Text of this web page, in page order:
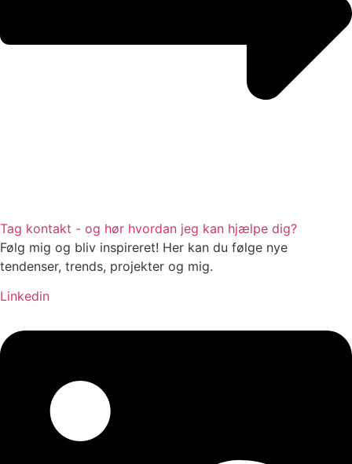
Tag kontakt - og hør hvordan jeg kan hjælpe dig?
Følg mig og bliv inspireret! Her kan du følge nye
tendenser, trends, projekter og mig.
Linkedin